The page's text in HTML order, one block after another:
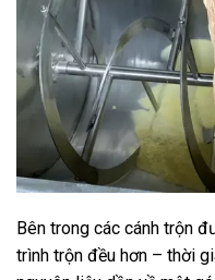
Bên trong các cánh trộn
trình trộn đều hơn – thời